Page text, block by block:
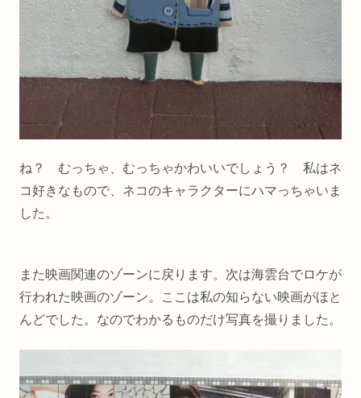
ね？ むっちゃ、むっちゃかわいいでしょう？ 私はネ
コ好きなもので、ネコのキャラクターにハマっちゃいま
した。
また映画関連のゾーンに戻ります。次は海雲台でロケが
行われた映画のゾーン。ここは私の知らない映画がほと
んどでした。なのでわかるものだけ写真を撮りました。